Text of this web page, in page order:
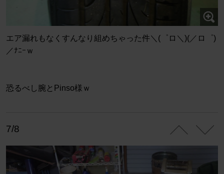
エア漏れもなくすんなり組めちゃった件＼(゜ロ＼)(／ロ゜)
／ﾅﾆｰｗ
恐るべし腕とPinso様ｗ
7/8